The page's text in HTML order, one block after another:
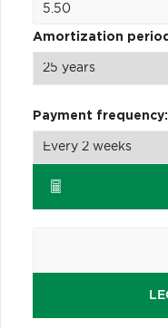
Amortization
Payment frequency: